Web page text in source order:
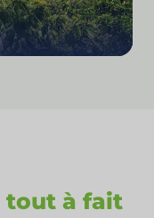
tout à fait